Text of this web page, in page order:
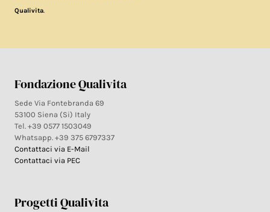
Qualivita.
Fondazione Qualivita
Sede Via Fontebranda 69
53100 Siena (Si) Italy
Tel. +39 0577 1503049
Whatsapp. +39 375 6797337
Contattaci via E-Mail
Contattaci via PEC
Progetti Qualivita